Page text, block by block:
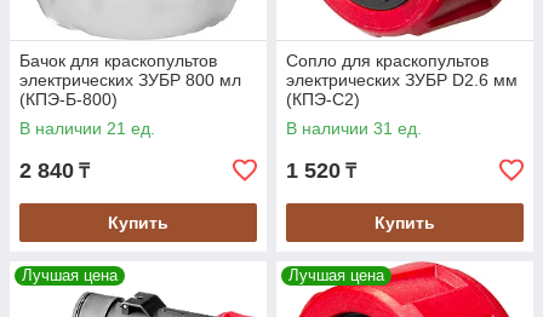
Бачок для краскопультов
электрических ЗУБР 800 мл
(КПЭ-Б-800)
В наличии 21 ед.
2 840 ₸
Купить
Сопло для краскопультов
электрических ЗУБР D2.6 мм
(КПЭ-С2)
В наличии 31 ед.
1 520 ₸
Купить
Лучшая цена Лучшая цена